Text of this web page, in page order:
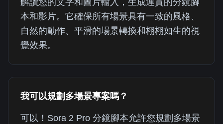
本和影片。它確保所有場景具有一致的風格、
自然的動作、平滑的場景轉換和栩栩如生的視
覺效果。
我可以規劃多場景專案嗎？
可以！Sora 2 Pro 分鏡腳本允許您規劃多場景